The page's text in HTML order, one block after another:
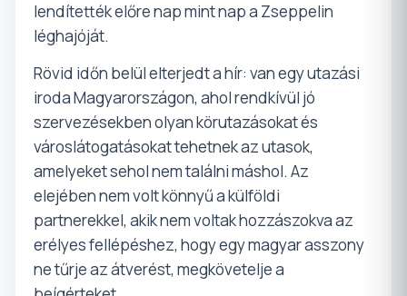
lendítették előre nap mint nap a Zseppelin
léghajóját.
Rövid időn belül elterjedt a hír: van egy utazási
iroda Magyarországon, ahol rendkívül jó
szervezésekben olyan körutazásokat és
városlátogatásokat tehetnek az utasok,
amelyeket sehol nem találni máshol. Az
elejében nem volt könnyű a külföldi
partnerekkel, akik nem voltak hozzászokva az
erélyes fellépéshez, hogy egy magyar asszony
ne tűrje az átverést, megkövetelje a